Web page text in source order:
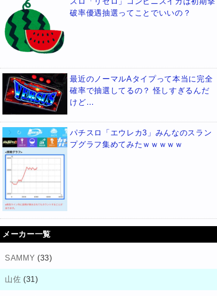
破率優遇抽選ってことでいいの？
最近のノーマルAタイプって本当に完全
確率で抽選してるの？ 怪しすぎるんだ
けど…
パチスロ「エウレカ3」みんなのスラン
プグラフ集めてみたｗｗｗｗｗ
メーカー一覧
SAMMY (33)
山佐 (31)